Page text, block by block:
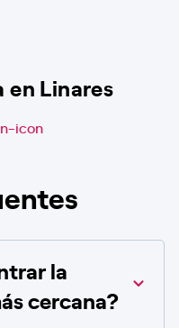
en Linares
la
cercana?